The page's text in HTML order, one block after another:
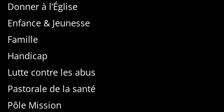
Donner à l’Église
Enfance & Jeunesse
Famille
Handicap
Lutte contre les abus
Pastorale de la santé
Pôle Mission